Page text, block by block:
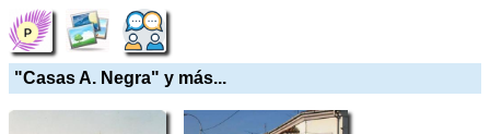
"Casas A. Negra" y más...